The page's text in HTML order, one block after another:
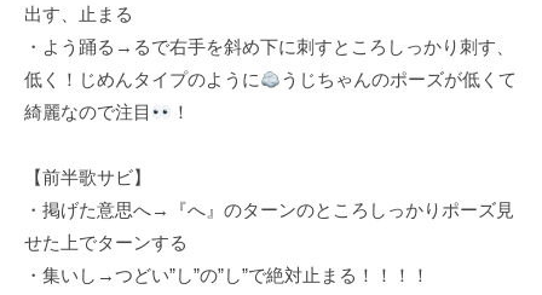
出す、止まる
・よう踊る→るで右手を斜め下に刺すところしっかり刺す、
低く！じめんタイプのように
うじちゃんのポーズが低くて
綺麗なので注目
！
【前半歌サビ】
・掲げた意思へ→『へ』のターンのところしっかりポーズ見
せた上でターンする
・集いし→つどい”し”の”し”で絶対止まる！！！！